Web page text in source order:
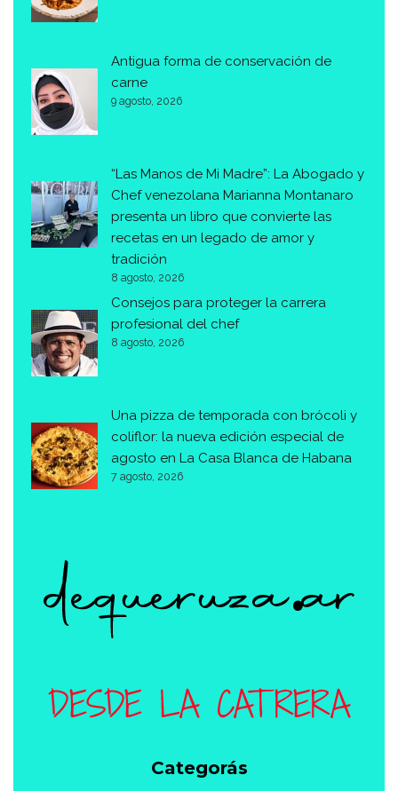
Antigua forma de conservación de
carne
9 agosto, 2026
“Las Manos de Mi Madre”: La Abogado y
Chef venezolana Marianna Montanaro
presenta un libro que convierte las
recetas en un legado de amor y
tradición
8 agosto, 2026
Consejos para proteger la carrera
profesional del chef
8 agosto, 2026
Una pizza de temporada con brócoli y
coliflor: la nueva edición especial de
agosto en La Casa Blanca de Habana
7 agosto, 2026
Categorás